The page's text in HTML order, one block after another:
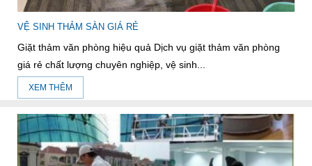
VỆ SINH THẢM SÀN GIÁ RẺ
Giặt thảm văn phòng hiệu quả Dịch vụ giặt thảm văn phòng
giá rẻ chất lượng chuyên nghiệp, vệ sinh...
XEM THÊM